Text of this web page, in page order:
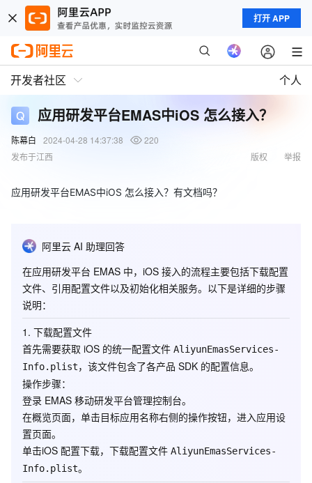
打开 APP
开发者社区 个人
应用研发平台EMAS中iOS 怎么接入？
陈幕白 2024-04-28 14:37:38
220
发布于江西
举报
版权
应用研发平台EMAS中iOS 怎么接入？有文档吗？
阿里云 AI 助理回答
在应用研发平台 EMAS 中，iOS 接入的流程主要包括下载配置
文件、引用配置文件以及初始化相关服务。以下是详细的步骤
说明：
1. 下载配置文件
首先需要获取 iOS 的统一配置文件 AliyunEmasServices-
Info.plist，该文件包含了各产品 SDK 的配置信息。
操作步骤：
登录 EMAS 移动研发平台管理控制台。
在概览页面，单击目标应用名称右侧的操作按钮，进入应用设
置页面。
单击iOS 配置下载，下载配置文件 AliyunEmasServices-
Info.plist。